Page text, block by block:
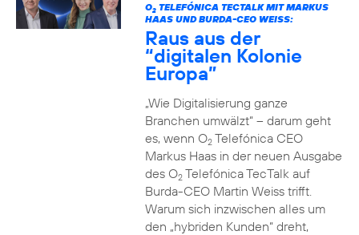
O2TELEFÓNICA TECTALK MIT MARKUS
HAAS UND BURDA-CEO WEISS:
Raus aus der
“digitalen Kolonie
Europa”
„Wie Digitalisierung ganze
Branchen umwälzt“ – darum geht
es, wenn O2Telefónica CEO
Markus Haas in der neuen Ausgabe
des O2Telefónica TecTalk auf
Burda-CEO Martin Weiss trifft.
Warum sich inzwischen alles um
den „hybriden Kunden“ dreht,